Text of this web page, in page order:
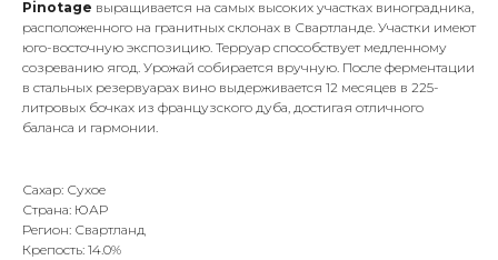
Pinotage выращивается на самых высоких участках виноградника,
расположенного на гранитных склонах в Свартланде. Участки имеют
юго-восточную экспозицию. Терруар способствует медленному
созреванию ягод. Урожай собирается вручную. После ферментации
в стальных резервуарах вино выдерживается 12 месяцев в 225-
литровых бочках из французского дуба, достигая отличного
баланса и гармонии.
Сахар: Сухое
Страна: ЮАР
Регион: Свартланд
Крепость: 14.0%